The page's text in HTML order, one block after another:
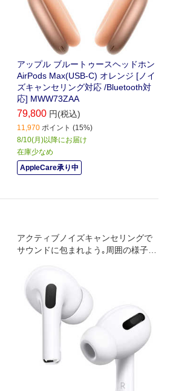
アップル ブルートゥースヘッドホン
AirPods Max(USB-C) オレンジ [ノイ
ズキャンセリング対応 /Bluetooth対
応] MWW73ZAA
79,800 円(税込)
11,970 ポイント (15%)
8/10(月)以降にお届け
在庫少なめ
AppleCare承り中
アクティブノイズキャンセリングで
サウンドに包まれよう｡周囲の様子が
適｡